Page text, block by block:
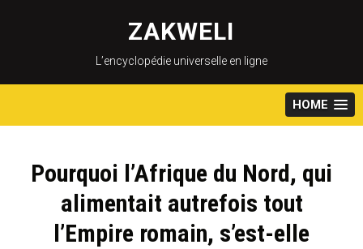
content
ZAKWELI
L’encyclopédie universelle en ligne
HOME
Pourquoi l’Afrique du Nord, qui
alimentait autrefois tout
l’Empire romain, s’est-elle